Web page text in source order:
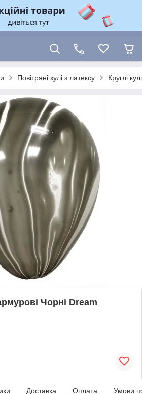
Повітряні кулі з латексу Круглі
Чорні Dream
Доставка Оплата Умови